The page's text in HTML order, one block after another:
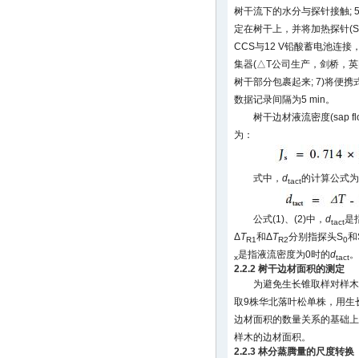
树干流下的水分与探针接触;
定在树干上，并将加热探针(S
CCS与12 V铅酸蓄电池连接
集器(△T公司生产，剑桥，
树干部分包裹起来; 7)将便携
数据记录间隔为5 min。
树干边材液流密度(sap
为：
式中， dtact的计算公式
公式(1)、(2)中， dtact是
ΔTR1和ΔTR2分别指探头S0和
x是指液流密度为0时的dtact。
2.2.2 树干边材面积的测定
为避免生长锥取样对样
取9株华北落叶松单株，用
边材面积的数量关系的基础
样木的边材面积。
2.2.3 林分蒸腾量的尺度转换